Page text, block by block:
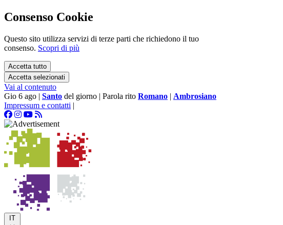
Consenso Cookie
Questo sito utilizza servizi di terze parti che richiedono il tuo
consenso. Scopri di più
Accetta tutto
Accetta selezionati
Vai al contenuto
Gio 6 ago | Santo del giorno | Parola rito Romano | Ambrosiano
Impressum e contatti |
IT